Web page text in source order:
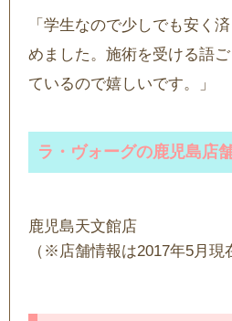
「学生なので少しでも安く
めました。施術を受ける語
ているので嬉しいです。」
ラ・ヴォーグの鹿児島店
鹿児島天文館店
（※店舗情報は2017年5月現